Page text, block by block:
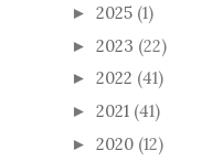
► 2025 (1)
► 2023 (22)
► 2022 (41)
► 2021 (41)
► 2020 (12)